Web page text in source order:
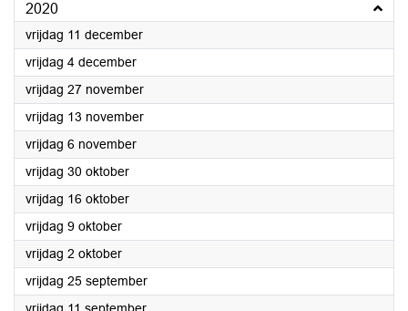
2020
vrijdag 11 december2020
vrijdag 4 december2020
vrijdag 27 november2020
vrijdag 13 november2020
vrijdag 6 november2020
vrijdag 30 oktober2020
vrijdag 16 oktober2020
vrijdag 9 oktober2020
vrijdag 2 oktober2020
vrijdag 25 september2020
2020